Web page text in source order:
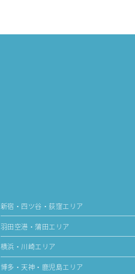
新宿・四ツ谷・荻窪エリア
羽田空港・蒲田エリア
横浜・川崎エリア
博多・天神・鹿児島エリア